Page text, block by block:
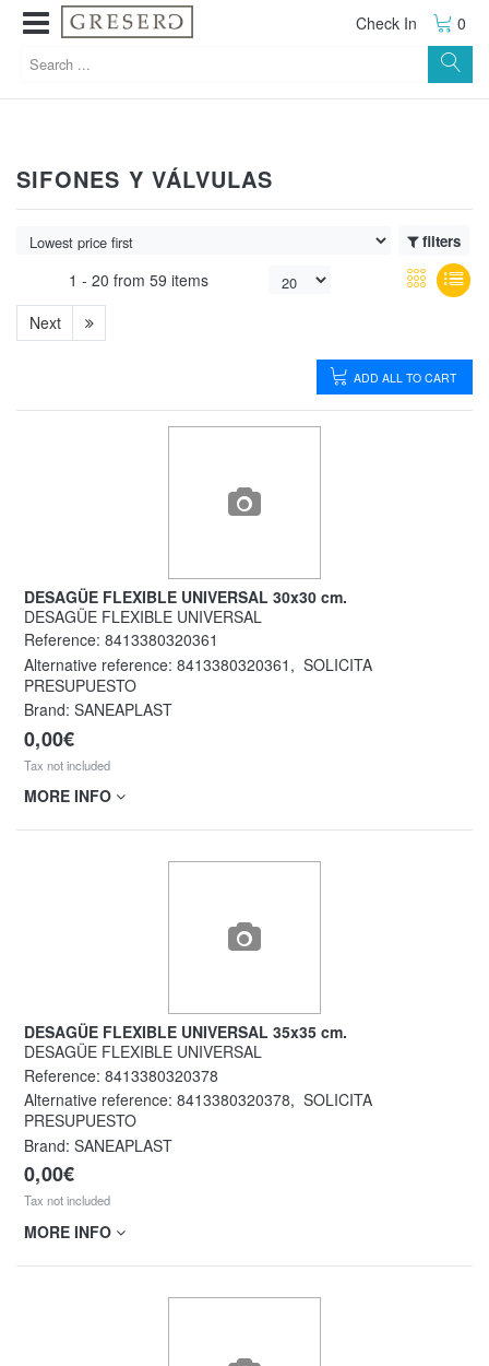
Check In 0
SIFONES Y VÁLVULAS
filters
1 - 20 from 59 items
Next
ADD ALL TO CART
DESAGÜE FLEXIBLE UNIVERSAL 30x30 cm.
DESAGÜE FLEXIBLE UNIVERSAL
Reference: 8413380320361
Alternative reference: 8413380320361 , SOLICITA
PRESUPUESTO
Brand: SANEAPLAST
0,00€
Tax not included
MORE INFO
DESAGÜE FLEXIBLE UNIVERSAL 35x35 cm.
DESAGÜE FLEXIBLE UNIVERSAL
Reference: 8413380320378
Alternative reference: 8413380320378, SOLICITA
PRESUPUESTO
Brand: SANEAPLAST
0,00€
Tax not included
MORE INFO